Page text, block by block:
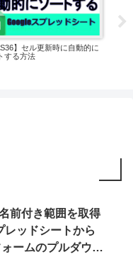
】セル更新時に自動的に
する方法
前付き範囲を取得
レッドシートから
ームのプルダウン